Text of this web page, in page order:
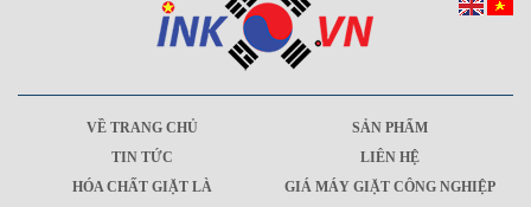
VỀ TRANG CHỦ
SẢN PHẨM
TIN TỨC
LIÊN HỆ
HÓA CHẤT GIẶT LÀ
GIÁ MÁY GIẶT CÔNG NGHIỆP